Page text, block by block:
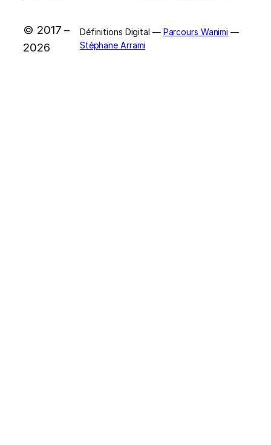
© 2017 –
2026
Définitions Digital — Parcours Wanimi —
Stéphane Arrami